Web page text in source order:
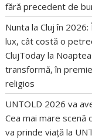
fără precedent de
Nunta la Cluj în
lux, cât costă o
ClujToday la
transformă, în
religios
UNTOLD 2026 va
Cea mai mare scenă
va prinde viață la